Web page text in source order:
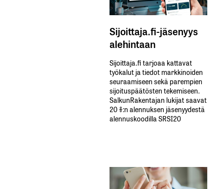
Sijoittaja.fi-jäsenyys
alehintaan
Sijoittaja.fi tarjoaa kattavat
työkalut ja tiedot markkinoiden
seuraamiseen sekä parempien
sijoituspäätösten tekemiseen.
SalkunRakentajan lukijat saavat
20 %:n alennuksen jäsenyydestä
alennuskoodilla SRSI20